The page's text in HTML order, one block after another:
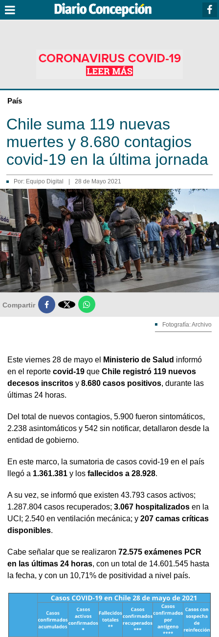
País
Chile suma 119 nuevas
muertes y 8.680 contagios
covid-19 en la última jornada
Por: Equipo Digital 28 de Mayo 2021
Compartir 
Fotografía: Archivo
Este viernes 28 de mayo el Ministerio de Salud informó
en el reporte covid-19 que Chile registró 119 nuevos
decesos inscritos y 8.680 casos positivos, durante las
últimas 24 horas.
Del total de nuevos contagios, 5.900 fueron sintomáticos,
2.238 asintomáticos y 542 sin notificar, detallaron desde la
entidad de gobierno.
En este marco, la sumatoria de casos covid-19 en el país
llegó a 1.361.381 y los fallecidos a 28.928.
A su vez, se informó que existen 43.793 casos activos;
1.287.804 casos recuperados; 3.067 hospitalizados en la
UCI; 2.540 en ventilación mecánica; y 207 camas críticas
disponibles.
Cabe señalar que se realizaron 72.575 exámenes PCR
en las últimas 24 horas, con un total de 14.601.545 hasta
la fecha, y con un 10,71% de positividad a nivel país.